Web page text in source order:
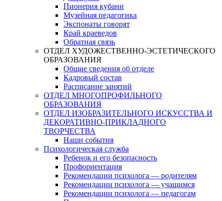
Пионерия кубани
Музейная педагогика
Экспонаты говорят
Край краеведов
Обратная связь
ОТДЕЛ ХУДОЖЕСТВЕННО-ЭСТЕТИЧЕСКОГО
ОБРАЗОВАНИЯ
Общие сведения об отделе
Кадровый состав
Расписание занятий
ОТДЕЛ МНОГОПРОФИЛЬНОГО
ОБРАЗОВАНИЯ
ОТДЕЛ ИЗОБРАЗИТЕЛЬНОГО ИСКУССТВА И
ДЕКОРАТИВНО-ПРИКЛАДНОГО
ТВОРЧЕСТВА
Наши события
Психологическая служба
Ребенок и его безопасность
Профориентация
Рекомендации психолога — родителям
Рекомендации психолога — учащимся
Рекомендации психолога — педагогам